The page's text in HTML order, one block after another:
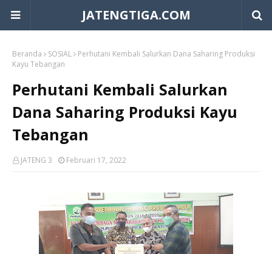
JATENGTIGA.COM
Beranda SOSIAL
Perhutani Kembali Salurkan Dana Saharing Produksi
Kayu Tebangan
Perhutani Kembali Salurkan
Dana Saharing Produksi Kayu
Tebangan
JATENG 3 Februari 17, 2022